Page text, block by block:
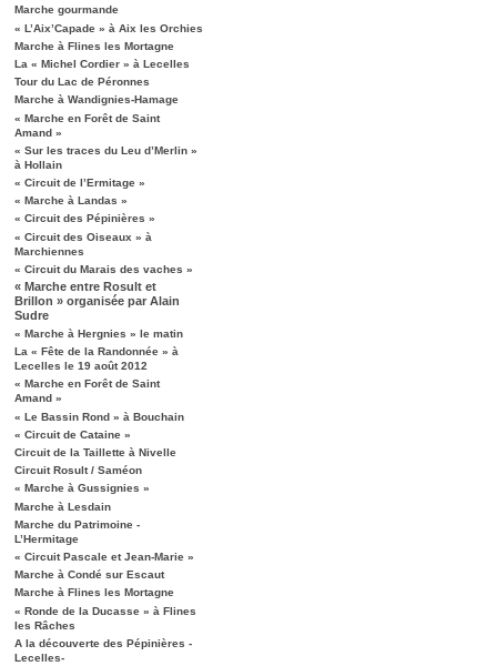
Marche gourmande
« L’Aix’Capade » à Aix les Orchies
Marche à Flines les Mortagne
La « Michel Cordier » à Lecelles
Tour du Lac de Péronnes
Marche à Wandignies-Hamage
« Marche en Forêt de Saint
Amand »
« Sur les traces du Leu d’Merlin »
à Hollain
« Circuit de l’Ermitage »
« Marche à Landas »
« Circuit des Pépinières »
« Circuit des Oiseaux » à
Marchiennes
« Circuit du Marais des vaches »
« Marche entre Rosult et
Brillon » organisée par Alain
Sudre
« Marche à Hergnies » le matin
La « Fête de la Randonnée » à
Lecelles le 19 août 2012
« Marche en Forêt de Saint
Amand »
« Le Bassin Rond » à Bouchain
« Circuit de Cataine »
Circuit de la Taillette à Nivelle
Circuit Rosult / Saméon
« Marche à Gussignies »
Marche à Lesdain
Marche du Patrimoine -
L’Hermitage
« Circuit Pascale et Jean-Marie »
Marche à Condé sur Escaut
Marche à Flines les Mortagne
« Ronde de la Ducasse » à Flines
les Râches
A la découverte des Pépinières -
Lecelles-